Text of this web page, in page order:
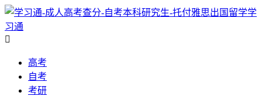
学
习通

高考
自考
考研